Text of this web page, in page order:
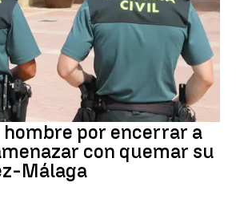
hombre por encerrar a
con quemar su
Málaga